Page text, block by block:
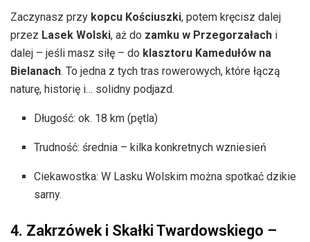
Zaczynasz przy kopcu Kościuszki, potem kręcisz dalej
przez Lasek Wolski, aż do zamku w Przegorzałach i
dalej – jeśli masz siłę – do klasztoru Kamedułów na
Bielanach. To jedna z tych tras rowerowych, które łączą
naturę, historię i… solidny podjazd.
Długość: ok. 18 km (pętla)
Trudność: średnia – kilka konkretnych wzniesień
Ciekawostka: W Lasku Wolskim można spotkać dzikie
sarny.
4. Zakrzówek i Skałki Twardowskiego –